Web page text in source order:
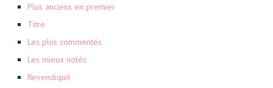
Plus anciens en premier
Titre
Les plus commentés
Les mieux notés
Revendiqué